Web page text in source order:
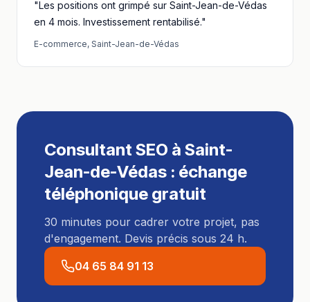
"Les positions ont grimpé sur Saint-Jean-de-Védas
en 4 mois. Investissement rentabilisé."
E-commerce, Saint-Jean-de-Védas
Consultant SEO à Saint-
Jean-de-Védas : échange
téléphonique gratuit
30 minutes pour cadrer votre projet, pas
d'engagement. Devis précis sous 24 h.
04 65 84 91 13